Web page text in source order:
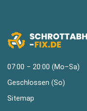
07:00 – 20:00 (Mo–Sa)
Geschlossen (So)
Sitemap